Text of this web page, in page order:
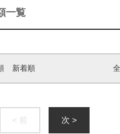
一覧
新着順 全
< 前 次 >